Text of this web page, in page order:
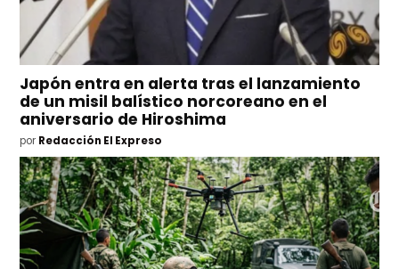
Japón entra en alerta tras el lanzamiento
de un misil balístico norcoreano en el
aniversario de Hiroshima
por Redacción El Expreso